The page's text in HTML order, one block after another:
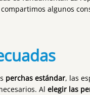
algunos
perchas estándar, las
Alelegir las